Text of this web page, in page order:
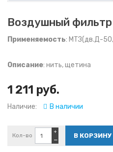
Воздушный
Применяемость: МТЗ(дв.Д-
Описание: нить, щетина
1 211 руб.
Наличие: В наличии
Кол-во
−
+